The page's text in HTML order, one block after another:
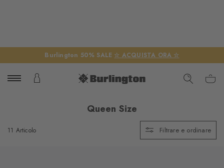
Burlington 50% SALE ☆ ACQUISTA ORA ☆
Queen Size
11 Articolo Filtrare e ordinare